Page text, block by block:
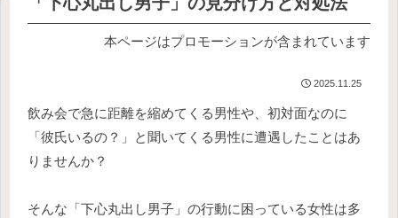
本ページはプロモーションが含まれています
2025.11.25
飲み会で急に距離を縮めてくる男性や、初対面なのに
「彼氏いるの？」と聞いてくる男性に遭遇したことはあ
りませんか？
そんな「下心丸出し男子」の行動に困っている女性は多